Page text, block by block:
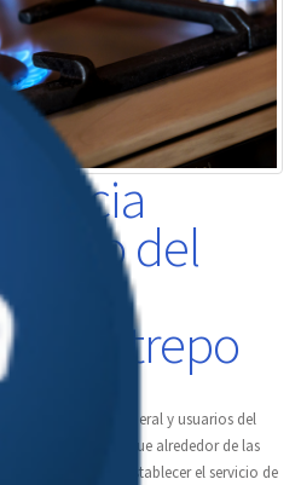
del
en el
Restrepo
la comunidad en general y usuarios del
del Meta, que alrededor de las
julio fue posible restablecer el servicio de